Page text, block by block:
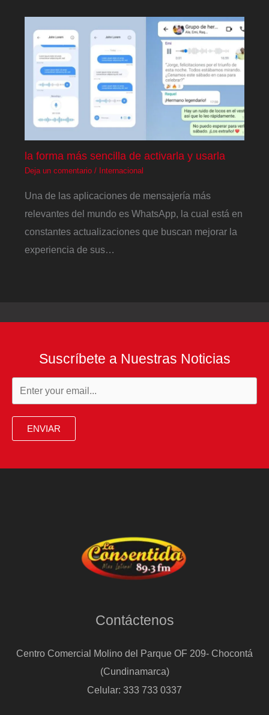
la forma más sencilla de activarla y usarla
Deja un comentario / Internacional
Una de las aplicaciones de mensajería más
relevantes del mundo es WhatsApp, la cual está en
constantes actualizaciones que buscan mejorar la
experiencia de sus…
Suscríbete a Nuestras Noticias
ENVIAR
Contáctenos
Centro Comercial Molino del Parque OF 209- Chocontá
(Cundinamarca)
Celular: 333 733 0337